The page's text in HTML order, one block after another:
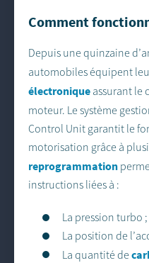
Comment
Depuis une quinzaine
automobiles équipent
électronique assurant le
moteur. Le système
Control Unit garantit le
motorisation grâce à
reprogrammation
instructions liées à :
La pression turbo ;
La position de
La quantité de